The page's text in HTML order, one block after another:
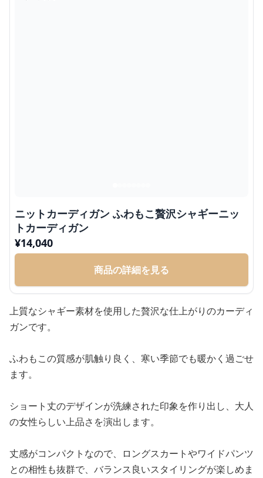
ニットカーディガン ふわもこ贅沢シャギーニッ
トカーディガン
¥14,040
商品の詳細を見る
上質なシャギー素材を使用した贅沢な仕上がりのカーディ
ガンです。
ふわもこの質感が肌触り良く、寒い季節でも暖かく過ごせ
ます。
ショート丈のデザインが洗練された印象を作り出し、大人
の女性らしい上品さを演出します。
丈感がコンパクトなので、ロングスカートやワイドパンツ
との相性も抜群で、バランス良いスタイリングが楽しめま